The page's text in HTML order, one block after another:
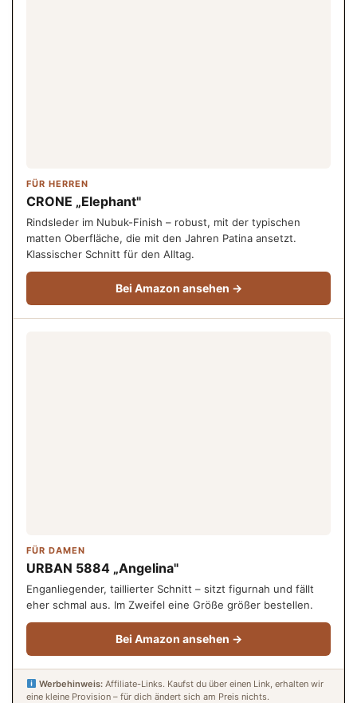
FÜR HERREN
CRONE „Elephant"
Rindsleder im Nubuk-Finish – robust, mit der typischen
matten Oberfläche, die mit den Jahren Patina ansetzt.
Klassischer Schnitt für den Alltag.
Bei Amazon ansehen →
FÜR DAMEN
URBAN 5884 „Angelina"
Enganliegender, taillierter Schnitt – sitzt figurnah und fällt
eher schmal aus. Im Zweifel eine Größe größer bestellen.
Bei Amazon ansehen →
Werbehinweis:Affiliate-Links. Kaufst du über einen Link, erhalten wir
eine kleine Provision – für dich ändert sich am Preis nichts.